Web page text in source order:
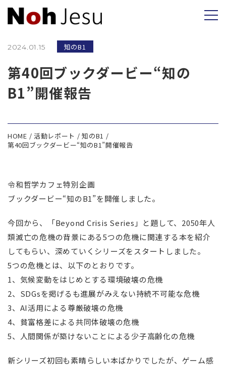
2024.01.15 知のB1
第40回ブックダービー“知の
B1”開催報告
HOME 活動レポート
知のB1
第40回ブックダービー“知のB1”開催報告
令和哲学カフェ特別企画
ブックダービー“知のB1”を開催しました。
今回から、「Beyond Crisis Series」と題して、2050年人
類滅亡の危機の背景にある5つの危機に関連する本を紹介
してもらい、深めていくシリーズをスタートしました。
5つの危機とは、以下のとおりです。
1、気候変動をはじめとする環境破壊の危機
2、SDGsを掲げるも進展がみえない持続不可能な危機
3、AI活用による尊厳破壊の危機
4、貧富格差による共同体破壊の危機
5、人間関係が築けないことによる少子高齢化の危機
新シリーズ初回も素晴らしい本ばかりでしたが、ゲーム感